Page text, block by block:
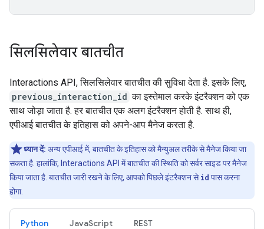
सिलसिलेवार बातचीत
Interactions API, सिलसिलेवार बातचीत की सुविधा देता है. इसके लिए,
previous_interaction_id का इस्तेमाल करके इंटरैक्शन को एक
साथ जोड़ा जाता है. हर बातचीत एक अलग इंटरैक्शन होती है. साथ ही,
एपीआई बातचीत के इतिहास को अपने-आप मैनेज करता है.
ध्यान दें: अन्य एपीआई में, बातचीत के इतिहास को मैन्युअल तरीके से मैनेज किया जा
सकता है. हालांकि, Interactions API में बातचीत की स्थिति को सर्वर साइड पर मैनेज
किया जाता है. बातचीत जारी रखने के लिए, आपको पिछले इंटरैक्शन सेid पास करना
होगा.
Python JavaScript REST